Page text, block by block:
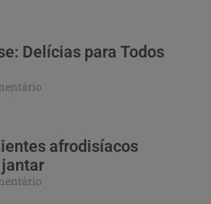
Delícias para Todos
afrodisíacos
jantar